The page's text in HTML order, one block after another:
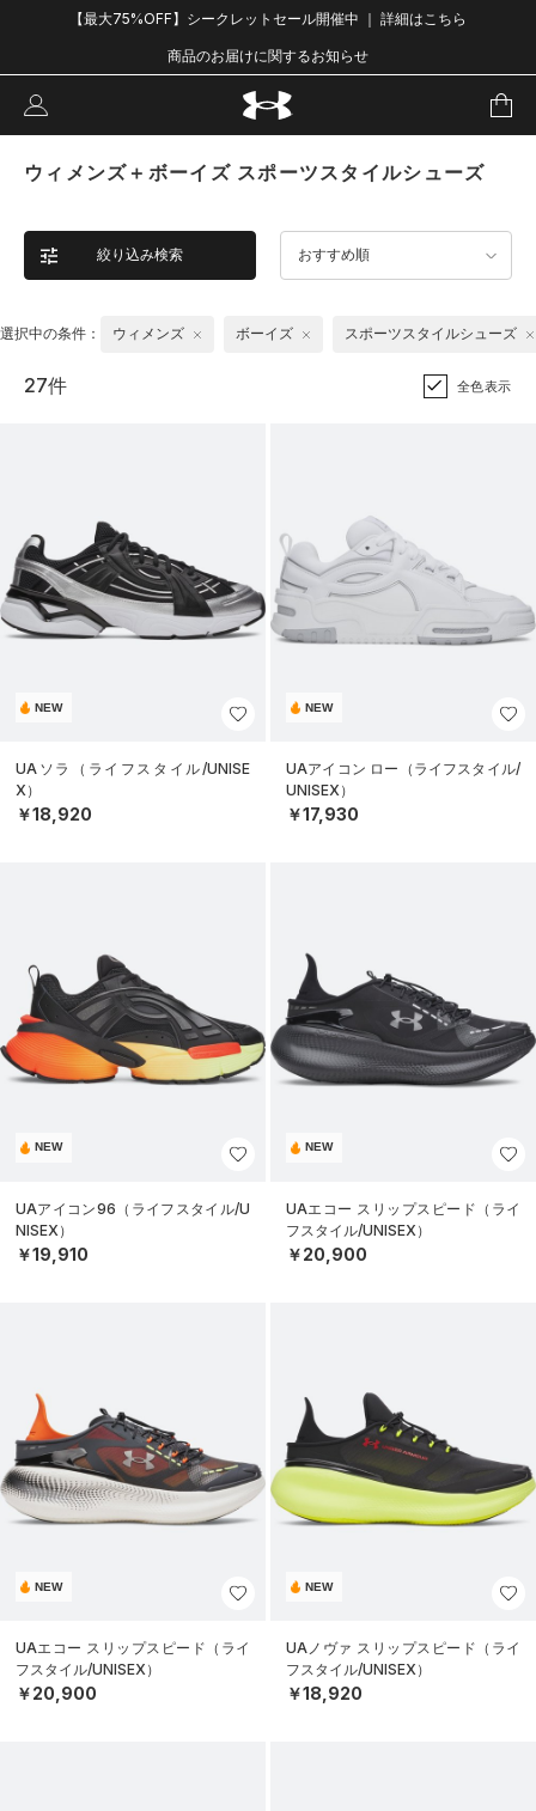
【最大75%OFF】シークレットセール開催中 ｜ 詳細はこちら
商品のお届けに関するお知らせ
ウィメンズ＋ボーイズ スポーツスタイルシューズ
絞り込み検索 おすすめ順
選択中の条件： ウィメンズ ボーイズ スポーツスタイルシューズ
27件 全色表示
NEW
UAソラ（ライフスタイル/UNISE
X）
￥18,920
NEW
UAアイコン ロー（ライフスタイル/
UNISEX）
￥17,930
NEW
UAアイコン96（ライフスタイル/U
NISEX）
￥19,910
NEW
UAエコー スリップスピード（ライ
フスタイル/UNISEX）
￥20,900
NEW
UAエコー スリップスピード（ライ
フスタイル/UNISEX）
￥20,900
NEW
UAノヴァ スリップスピード（ライ
フスタイル/UNISEX）
￥18,920